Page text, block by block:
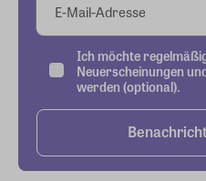
E-Mail-Adresse
Ich möchte
Neuerscheinungen
werden (optional).